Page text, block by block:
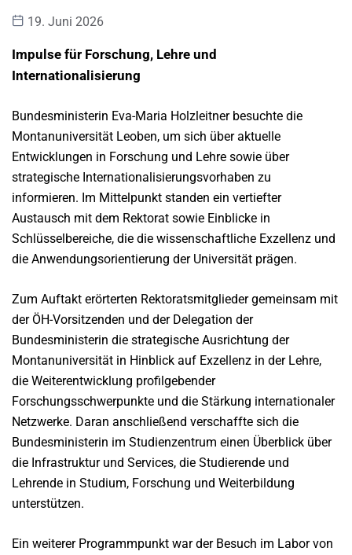
19. Juni 2026
Impulse für Forschung, Lehre und
Internationalisierung
Bundesministerin Eva-Maria Holzleitner besuchte die
Montanuniversität Leoben, um sich über aktuelle
Entwicklungen in Forschung und Lehre sowie über
strategische Internationalisierungsvorhaben zu
informieren. Im Mittelpunkt standen ein vertiefter
Austausch mit dem Rektorat sowie Einblicke in
Schlüsselbereiche, die die wissenschaftliche Exzellenz und
die Anwendungsorientierung der Universität prägen.
Zum Auftakt erörterten Rektoratsmitglieder gemeinsam mit
der ÖH-Vorsitzenden und der Delegation der
Bundesministerin die strategische Ausrichtung der
Montanuniversität in Hinblick auf Exzellenz in der Lehre,
die Weiterentwicklung profilgebender
Forschungsschwerpunkte und die Stärkung internationaler
Netzwerke. Daran anschließend verschaffte sich die
Bundesministerin im Studienzentrum einen Überblick über
die Infrastruktur und Services, die Studierende und
Lehrende in Studium, Forschung und Weiterbildung
unterstützen.
Ein weiterer Programmpunkt war der Besuch im Labor von